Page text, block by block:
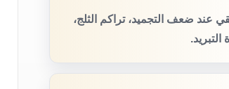
عند ضعف التجميد، تراكم الثلج،